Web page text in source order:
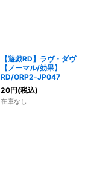
【遊戯RD】ラヴ・ダヴ
【ノーマル/効果】
RD/ORP2-JP047
20円(税込)
在庫なし